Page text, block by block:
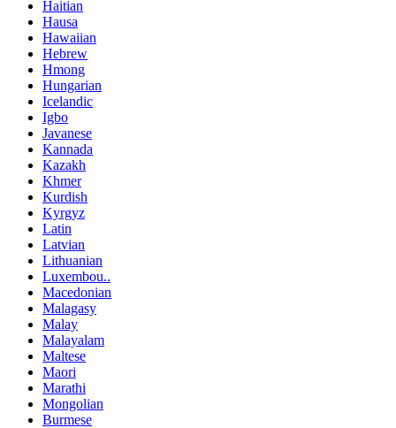
Haitian
Hausa
Hawaiian
Hebrew
Hmong
Hungarian
Icelandic
Igbo
Javanese
Kannada
Kazakh
Khmer
Kurdish
Kyrgyz
Latin
Latvian
Lithuanian
Luxembou..
Macedonian
Malagasy
Malay
Malayalam
Maltese
Maori
Marathi
Mongolian
Burmese